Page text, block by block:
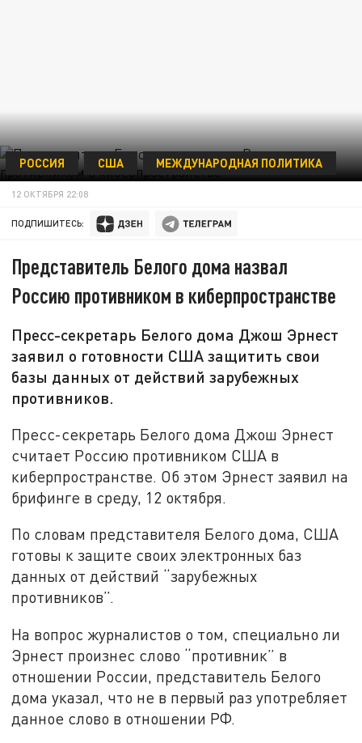
РОССИЯ США МЕЖДУНАРОДНАЯ ПОЛИТИКА
12 ОКТЯБРЯ 22:08
ПОДПИШИТЕСЬ:
Представитель Белого дома назвал
Россию противником в киберпространстве
Пресс-секретарь Белого дома Джош Эрнест
заявил о готовности США защитить свои
базы данных от действий зарубежных
противников.
Пресс-секретарь Белого дома Джош Эрнест
считает Россию противником США в
киберпространстве. Об этом Эрнест заявил на
брифинге в среду, 12 октября.
По словам представителя Белого дома, США
готовы к защите своих электронных баз
данных от действий “зарубежных
противников”.
На вопрос журналистов о том, специально ли
Эрнест произнес слово “противник” в
отношении России, представитель Белого
дома указал, что не в первый раз употребляет
данное слово в отношении РФ.